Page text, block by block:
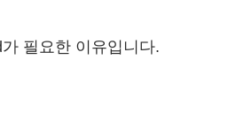
필요한 이유입니다.